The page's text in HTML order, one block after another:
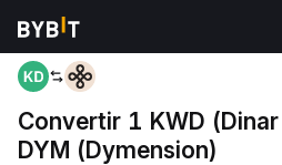
Inicio KWD to DYM
Convertir 1 KWD
DYM (Dymension)